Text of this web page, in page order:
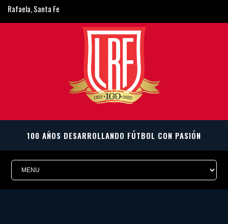
Rafaela, Santa Fe
ligarafaelina@gmail.com